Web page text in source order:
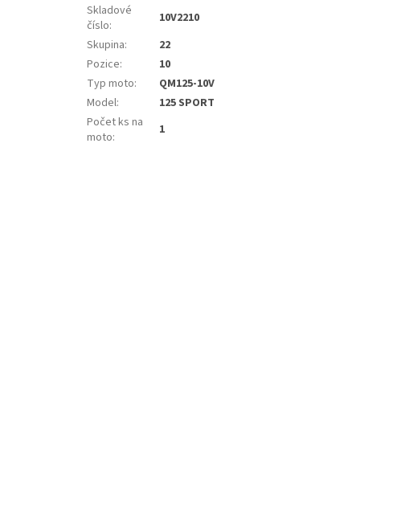
Skladové
číslo:
10V2210
Skupina:
22
Pozice:
10
Typ moto:
QM125-10V
Model:
125 SPORT
Počet ks na
moto: 1